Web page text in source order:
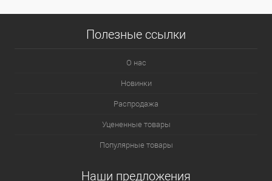
Полезные ссылки
О нас
Новинки
Распродажа
Уцененные товары
Популярные товары
Наши предложения